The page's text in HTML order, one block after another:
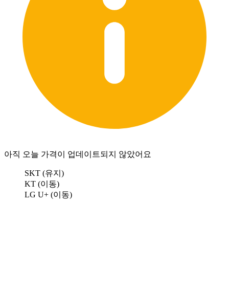
아직 오늘 가격이 업데이트되지 않았어요
SKT (유지)
KT (이동)
LG U+ (이동)